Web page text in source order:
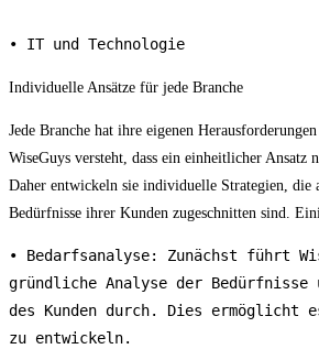
• IT und Technologie
Individuelle Ansätze für jede Branche
Jede Branche hat ihre eigenen
WiseGuys versteht, dass ein einheitlicher
Daher entwickeln sie individuelle Strategien, die
Bedürfnisse ihrer Kunden zugeschnitten sind.
• Bedarfsanalyse: Zunächst führt
gründliche Analyse der Bedürfnisse
des Kunden durch. Dies ermöglicht
zu entwickeln.